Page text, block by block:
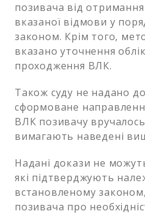
позивача від отримання
вказаної відмови у
законом. Крім того,
вказано уточнення
проходження ВЛК.
Також суду не надано
сформоване
ВЛК позивачу вручалось
вимагають наведені
Надані докази не
які підтверджують
встановленому
позивача про